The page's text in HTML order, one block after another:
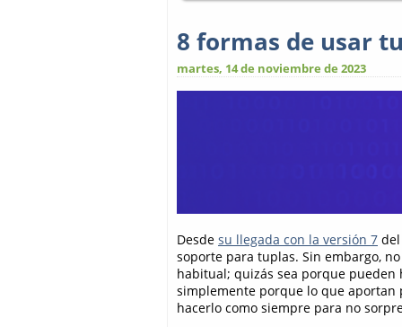
8 formas de usar
martes, 14 de noviembre de 2023
Desde su llegada con la versión 7
soporte para tuplas. Sin embargo,
habitual; quizás sea porque pueden
simplemente porque lo que aportan
hacerlo como siempre para no